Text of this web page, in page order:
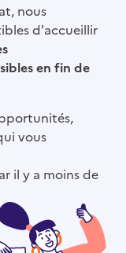
nous
d'accueillir
en fin de
vous
il y a moins de